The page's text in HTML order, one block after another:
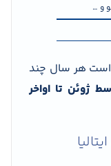
و …
است هر سال چند
ژوئن تا اواخر